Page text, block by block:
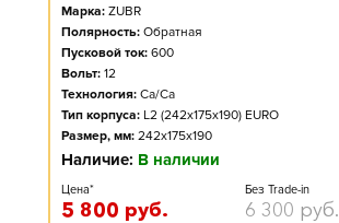
Марка: ZUBR
Полярность: Обратная
Пусковой ток: 600
Вольт: 12
Технология: Ca/Ca
Тип корпуса: L2 (242x175x190) EURO
Размер, мм: 242x175x190
Наличие: В наличии
Цена*
5 800 руб.
Без Trade-in
6 300 руб.